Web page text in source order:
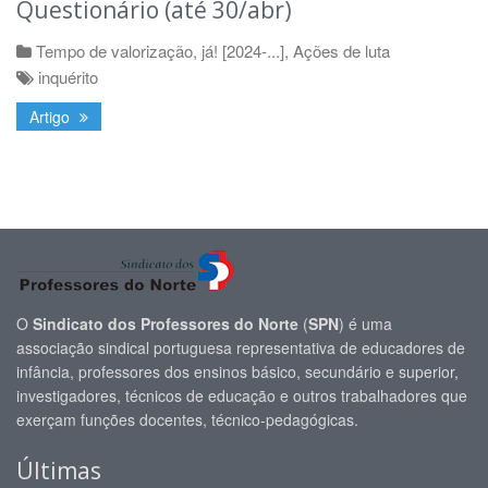
Questionário (até 30/abr)
Tempo de valorização, já! [2024-...], Ações de luta
inquérito
Artigo
O Sindicato dos Professores do Norte (SPN) é uma
associação sindical portuguesa representativa de educadores de
infância, professores dos ensinos básico, secundário e superior,
investigadores, técnicos de educação e outros trabalhadores que
exerçam funções docentes, técnico-pedagógicas.
Últimas